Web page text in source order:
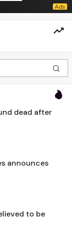
dead after
announces
to be